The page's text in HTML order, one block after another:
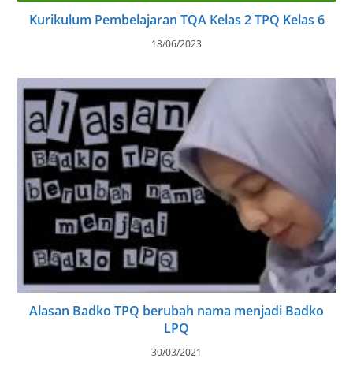
Kurikulum Pembelajaran TQA Kelas 2 TPQ Kelas 6
18/06/2023
Alasan Badko TPQ berubah nama menjadi Badko
LPQ
30/03/2021